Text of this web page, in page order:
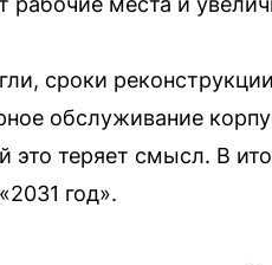
сроки
обслуживание
это теряет смысл. В
год».